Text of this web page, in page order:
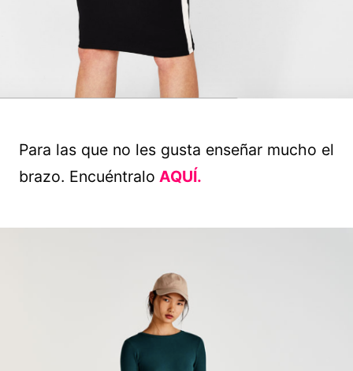
Para las que no les gusta enseñar mucho el
brazo. Encuéntralo AQUÍ.